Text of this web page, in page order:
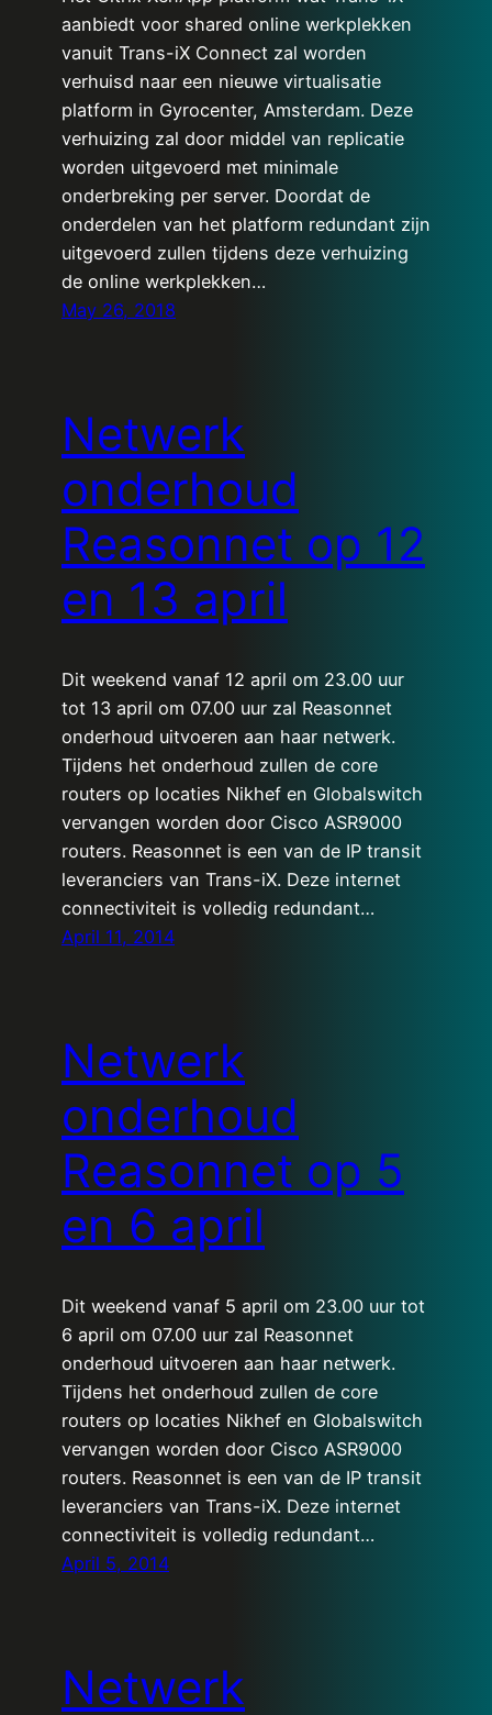
aanbiedt voor shared online werkplekken
vanuit Trans-iX Connect zal worden
verhuisd naar een nieuwe virtualisatie
platform in Gyrocenter, Amsterdam. Deze
verhuizing zal door middel van replicatie
worden uitgevoerd met minimale
onderbreking per server. Doordat de
onderdelen van het platform redundant zijn
uitgevoerd zullen tijdens deze verhuizing
de online werkplekken…
May 26, 2018
Netwerk
onderhoud
Reasonnet op 12
en 13 april
Dit weekend vanaf 12 april om 23.00 uur
tot 13 april om 07.00 uur zal Reasonnet
onderhoud uitvoeren aan haar netwerk.
Tijdens het onderhoud zullen de core
routers op locaties Nikhef en Globalswitch
vervangen worden door Cisco ASR9000
routers. Reasonnet is een van de IP transit
leveranciers van Trans-iX. Deze internet
connectiviteit is volledig redundant…
April 11, 2014
Netwerk
onderhoud
Reasonnet op 5
en 6 april
Dit weekend vanaf 5 april om 23.00 uur tot
6 april om 07.00 uur zal Reasonnet
onderhoud uitvoeren aan haar netwerk.
Tijdens het onderhoud zullen de core
routers op locaties Nikhef en Globalswitch
vervangen worden door Cisco ASR9000
routers. Reasonnet is een van de IP transit
leveranciers van Trans-iX. Deze internet
connectiviteit is volledig redundant…
April 5, 2014
Netwerk